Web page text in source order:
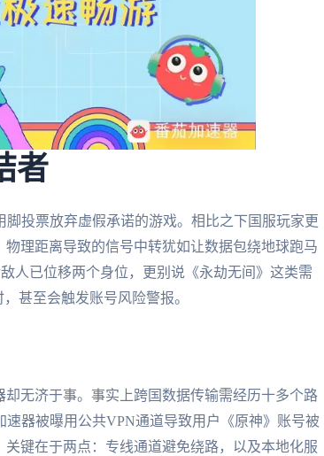
者
投票放弃虚假承诺的游戏。相比之下国服玩家更
理距离导致的信号中转犹如让数据包绕地球跑马
人已位移两个身位，更别说《永劫无间》这类需
甚至会触发账号风险警报。
无济于事。事实上跨国数据传输需经历十多个路
器被曝用公共VPN通道导致用户《原神》账号被
关键在于两点：专线通道避免绕路，以及本地化服